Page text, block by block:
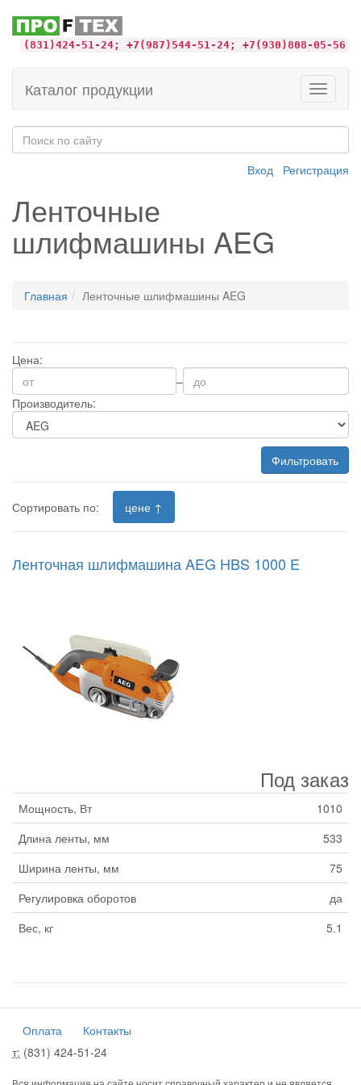
(831)424-51-24; +7(987)544-51-24; +7(930)808-05-56
Toggle
Каталог продукции
Вход Регистрация
Ленточные
шлифмашины AEG
Главная Ленточные шлифмашины AEG
Цена:
–
Производитель:
Фильтровать
Сортировать по: цене ↑
Ленточная шлифмашина AEG HBS 1000 E
Под заказ
Мощность, Вт
1010
Длина ленты, мм
533
Ширина ленты, мм
75
Регулировка оборотов
да
Вес, кг
5.1
Оплата
Контакты
т: (831) 424-51-24